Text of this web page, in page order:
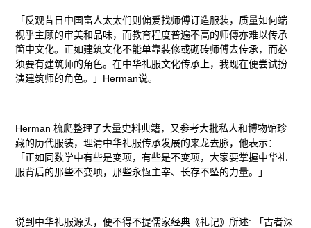
「反观昔日中国富人太太们则偏爱找师傅订造服装，质量如何端
视乎主顾的审美和品味，而教育程度普遍不高的师傅亦难以传承
箇中文化。正如建筑文化不能单靠装修或砌砖师傅去传承，而必
须要有建筑师的角色。在中华礼服文化传承上，我现在便尝试扮
演建筑师的角色。」Herman说。
Herman 梳爬整理了大量史料典籍，又参考大批私人和博物馆珍
藏的历代服装，理清中华礼服传承发展的来龙去脉，他表示：
「正如同数学中有些是变项，有些是不变项，大家要掌握中华礼
服背后的那些不变项，那些永恆主宰、长存不坠的力量。」
说到中华礼服源头，便不得不提儒家经典《礼记》所述: 「古者深